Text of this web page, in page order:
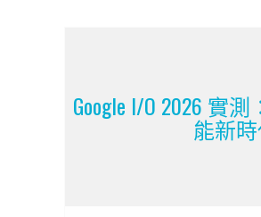
Google I/O 2026 實
能新